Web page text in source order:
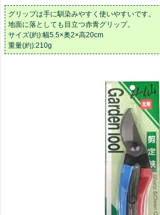
グリップは手に馴染みやすく使いやすいです。
地面に落としても目立つ赤青グリップ。
サイズ(約):幅5.5×奥2×高20cm
重量(約):210g